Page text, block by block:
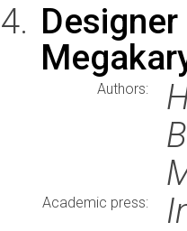
Authors:
Academic press: